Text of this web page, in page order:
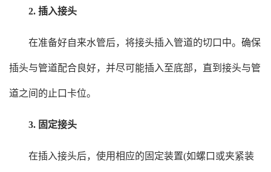
2. 插入接头
在准备好自来水管后，将接头插入管道的切口中。确保
插头与管道配合良好，并尽可能插入至底部，直到接头与管
道之间的止口卡位。
3. 固定接头
在插入接头后，使用相应的固定装置(如螺口或夹紧装